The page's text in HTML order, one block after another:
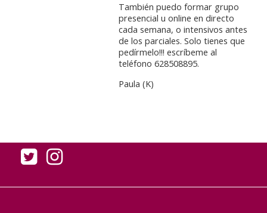
También puedo formar grupo
presencial u online en directo
cada semana, o intensivos antes
de los parciales. Solo tienes que
pedírmelo!!! escríbeme al
teléfono 628508895.
Paula (K)